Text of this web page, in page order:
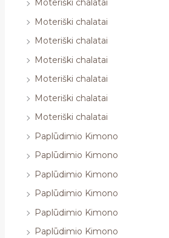
Moteriški chalatai
Moteriški chalatai
Moteriški chalatai
Moteriški chalatai
Moteriški chalatai
Moteriški chalatai
Moteriški chalatai
Paplūdimio Kimono
Paplūdimio Kimono
Paplūdimio Kimono
Paplūdimio Kimono
Paplūdimio Kimono
Paplūdimio Kimono